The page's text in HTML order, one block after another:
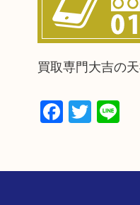
買取専門大吉の